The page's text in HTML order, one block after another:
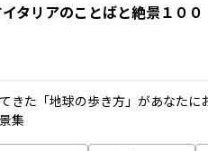
タリアのことばと絶景１００
きた「地球の歩き方」があなたに
集